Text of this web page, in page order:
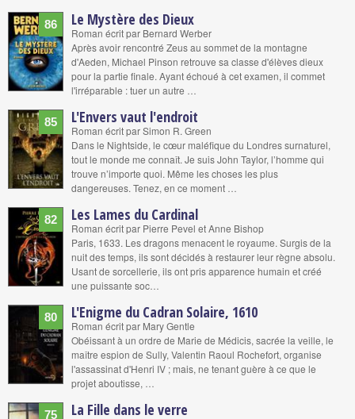
86 Le Mystère des Dieux
Roman écrit par Bernard Werber
Après avoir rencontré Zeus au sommet de la montagne
d'Aeden, Michael Pinson retrouve sa classe d'élèves dieux
pour la partie finale. Ayant échoué à cet examen, il commet
l'irréparable : tuer un autre …
85 L'Envers vaut l'endroit
Roman écrit par Simon R. Green
Dans le Nightside, le cœur maléfique du Londres surnaturel,
tout le monde me connaît. Je suis John Taylor, l’homme qui
trouve n’importe quoi. Même les choses les plus
dangereuses. Tenez, en ce moment …
82 Les Lames du Cardinal
Roman écrit par Pierre Pevel et Anne Bishop
Paris, 1633. Les dragons menacent le royaume. Surgis de la
nuit des temps, ils sont décidés à restaurer leur règne absolu.
Usant de sorcellerie, ils ont pris apparence humain et créé
une puissante soc…
80 L'Enigme du Cadran Solaire, 1610
Roman écrit par Mary Gentle
Obéissant à un ordre de Marie de Médicis, sacrée la veille, le
maître espion de Sully, Valentin Raoul Rochefort, organise
l'assassinat d'Henri IV ; mais, ne tenant guère à ce que le
projet aboutisse, …
75 La Fille dans le verre